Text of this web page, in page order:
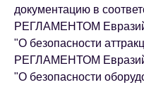
документацию в
РЕГЛАМЕНТОМ
"О безопасности
РЕГЛАМЕНТОМ
"О безопасности